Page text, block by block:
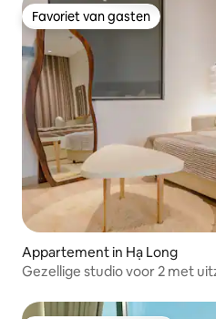
Favoriet van gasten
Favoriet van gasten
Appartement in Hạ Long
Gezellige studio voor 2 met